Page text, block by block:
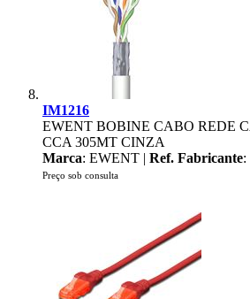
IM1216
EWENT BOBINE CABO REDE
CCA 305MT CINZA
Marca: EWENT | Ref. Fabricante:
Preço sob consulta